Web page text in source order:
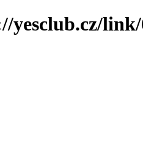
yesclub.cz/link/